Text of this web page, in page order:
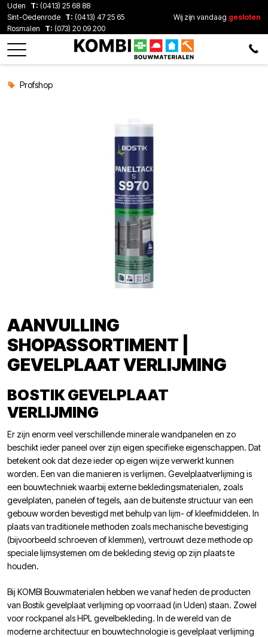
Uden T: (0413) 25 68 88
Sint-Oedenrode T: (0413) 47 25 65
Rosmalen
T: (073) 20 09 200
Wij zijn vandaag gesloten
Profshop
AANVULLING
SHOPASSORTIMENT |
GEVELPLAAT VERLIJMING
BOSTIK GEVELPLAAT
VERLIJMING
Er zijn enorm veel verschillende minerale wandpanelen en zo
beschikt ieder paneel over zijn eigen specifieke eigenschappen. Dat
betekent ook dat deze ieder op eigen wijze verwerkt kunnen
worden. Een van die manieren is verlijmen. Gevelplaatverlijming is
een bouwtechniek waarbij externe bekledingsmaterialen, zoals
gevelplaten, panelen of tegels, aan de buitenste structuur van een
gebouw worden bevestigd met behulp van lijm- of kleefmiddelen. In
plaats van traditionele methoden zoals mechanische bevestiging
(bijvoorbeeld schroeven of klemmen), vertrouwt deze methode op
speciale lijmsystemen om de bekleding stevig op zijn plaats te
houden.
Bij KOMBI Bouwmaterialen hebben we vanaf heden de producten
van Bostik gevelplaat verlijming op voorraad (in Uden) staan. Zowel
voor rockpanel als HPL gevelbekleding. In de wereld van de
moderne architectuur en bouwtechnologie is gevelplaat verlijming